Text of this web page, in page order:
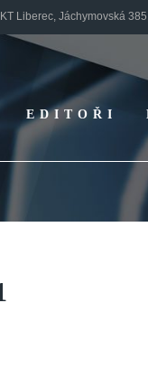
Liberec, Jáchymovská
EDITOŘI